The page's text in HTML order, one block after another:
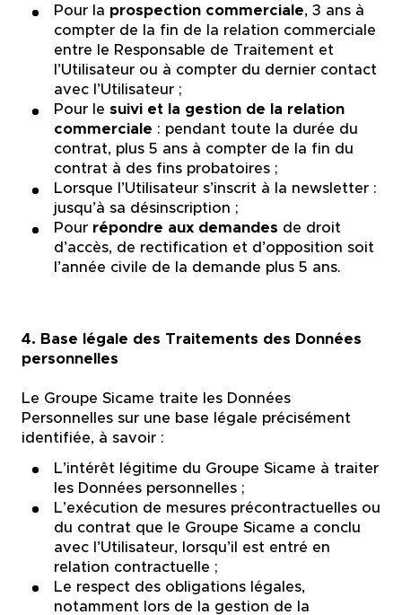
Pour la prospection commerciale, 3 ans à
compter de la fin de la relation commerciale
entre le Responsable de Traitement et
l’Utilisateur ou à compter du dernier contact
avec l’Utilisateur ;
Pour le suivi et la gestion de la relation
commerciale : pendant toute la durée du
contrat, plus 5 ans à compter de la fin du
contrat à des fins probatoires ;
Lorsque l’Utilisateur s’inscrit à la newsletter :
jusqu’à sa désinscription ;
Pour répondre aux demandes de droit
d’accès, de rectification et d’opposition soit
l’année civile de la demande plus 5 ans.
4. Base légale des Traitements des Données
personnelles
Le Groupe Sicame traite les Données
Personnelles sur une base légale précisément
identifiée, à savoir :
L’intérêt légitime du Groupe Sicame à traiter
les Données personnelles ;
L’exécution de mesures précontractuelles ou
du contrat que le Groupe Sicame a conclu
avec l’Utilisateur, lorsqu’il est entré en
relation contractuelle ;
Le respect des obligations légales,
notamment lors de la gestion de la